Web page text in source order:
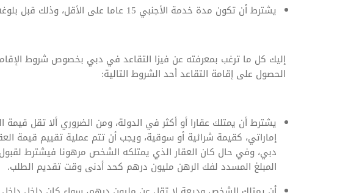
يشترط أن تكون مدة خدمة الأجنبي 15 عاما على الأقل، وذلك قبل بلوغه سن التقاعد.
إليك كل ما ترغب بمعرفته عن فيزا التقاعد في دبي بخصوص شروط
الحصول على إقامة التقاعد أحد الشروط التالية:
يشترط أن يمتلك عقارا أو أكثر في الدولة، ومن الضروري ألا تقل
إماراتي، كقيمة شرائية أو سوقية، ويجب أن تتم عملية تقييم قيمة
دبي، وفي حال كان العقار الذي يمتلكه الشخص مرهونا فيشترط
المبلغ المسدد لفك الرهن مليون درهم كحد أدنى وقت تقديم الطلب.